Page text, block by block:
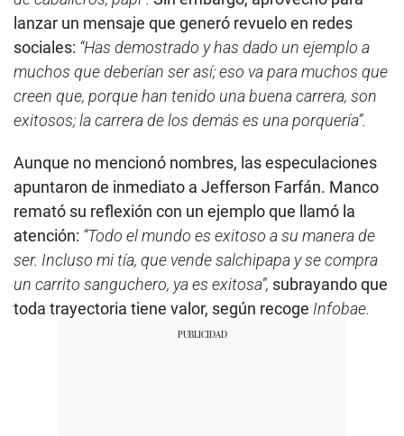
lanzar un mensaje que generó revuelo en redes
sociales: “Has demostrado y has dado un ejemplo a
muchos que deberían ser así; eso va para muchos que
creen que, porque han tenido una buena carrera, son
exitosos; la carrera de los demás es una porquería”.
Aunque no mencionó nombres, las especulaciones
apuntaron de inmediato a Jefferson Farfán. Manco
remató su reflexión con un ejemplo que llamó la
atención: “Todo el mundo es exitoso a su manera de
ser. Incluso mi tía, que vende salchipapa y se compra
un carrito sanguchero, ya es exitosa”, subrayando que
toda trayectoria tiene valor, según recoge Infobae.